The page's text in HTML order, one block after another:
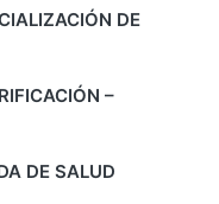
DE
–
DE SALUD